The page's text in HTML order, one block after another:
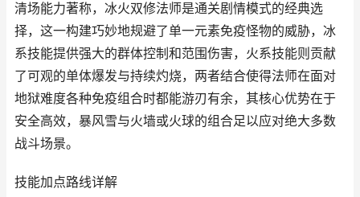
清场能力著称，冰火双修法师是通关剧情模式的经典选
择，这一构建巧妙地规避了单一元素免疫怪物的威胁，冰
系技能提供强大的群体控制和范围伤害，火系技能则贡献
了可观的单体爆发与持续灼烧，两者结合使得法师在面对
地狱难度各种免疫组合时都能游刃有余，其核心优势在于
安全高效，暴风雪与火墙或火球的组合足以应对绝大多数
战斗场景。
技能加点路线详解